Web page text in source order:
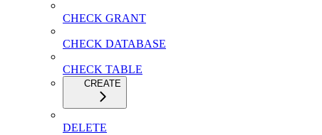
CHECK GRANT
CHECK DATABASE
CHECK TABLE
CREATE
DELETE